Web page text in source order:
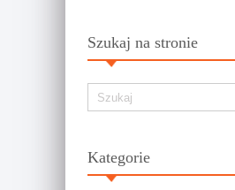
Szukaj na stronie
Kategorie